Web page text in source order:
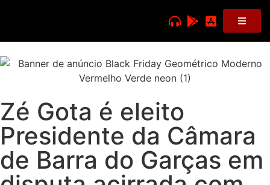
Zé Gota é eleito
Presidente da Câmara
de Barra do Garças em